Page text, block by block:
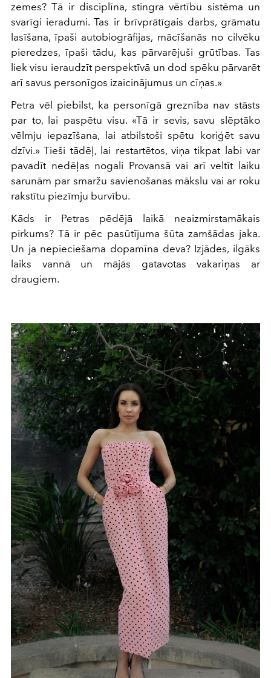
zemes? Tā ir disciplīna, stingra vērtību sistēma un
svarīgi ieradumi. Tas ir brīvprātīgais darbs, grāmatu
lasīšana, īpaši autobiogrāfijas, mācīšanās no cilvēku
pieredzes, īpaši tādu, kas pārvarējuši grūtības. Tas
liek visu ieraudzīt perspektīvā un dod spēku pārvarēt
arī savus personīgos izaicinājumus un cīņas.»
Petra vēl piebilst, ka personīgā greznība nav stāsts
par to, lai paspētu visu. «Tā ir sevis, savu slēptāko
vēlmju iepazīšana, lai atbilstoši spētu koriģēt savu
dzīvi.» Tieši tādēļ, lai restartētos, viņa tikpat labi var
pavadīt nedēļas nogali Provansā vai arī veltīt laiku
sarunām par smaržu savienošanas mākslu vai ar roku
rakstītu piezīmju burvību.
Kāds ir Petras pēdējā laikā neaizmirstamākais
pirkums? Tā ir pēc pasūtījuma šūta zamšādas jaka.
Un ja nepieciešama dopamīna deva? Izjādes, ilgāks
laiks vannā un mājās gatavotas vakariņas ar
draugiem.